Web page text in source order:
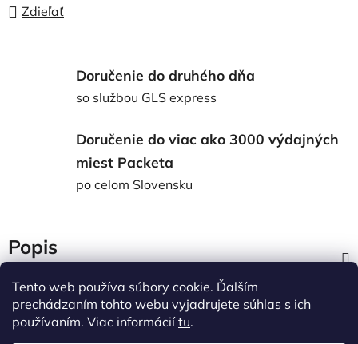
Tento web používa súbory cookie. Ďalším
prechádzaním tohto webu vyjadrujete súhlas s ich
používaním. Viac informáciítu.
Zdieľať
Doručenie do druhého dňa
so službou GLS express
Doručenie do viac ako 3000 výdajných
miest Packeta
po celom Slovensku
Popis
Diskusia